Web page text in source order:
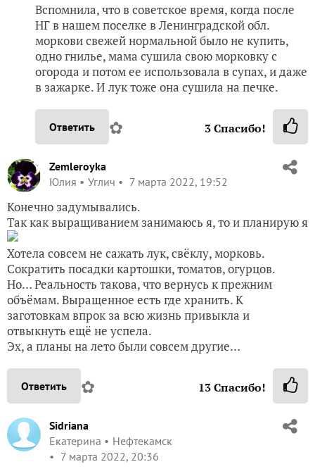
Вспомнила, что в советское время, когда после
НГ в нашем поселке в Ленинградской обл.
моркови свежей нормальной было не купить,
одно гнилье, мама сушила свою морковку с
огорода и потом ее использовала в супах, и даже
в зажарке. И лук тоже она сушила на печке.
Ответить ✿ 3Спасибо!
Zemleroyka
Юлия
Углич 7 марта 2022, 19:52
Конечно задумывались.
Так как выращиванием занимаюсь я, то и планирую я
Хотела совсем не сажать лук, свёклу, морковь.
Сократить посадки картошки, томатов, огурцов.
Но… Реальность такова, что вернусь к прежним
объёмам. Выращенное есть где хранить. К
заготовкам впрок за всю жизнь привыкла и
отвыкнуть ещё не успела.
Эх, а планы на лето были совсем другие…
Ответить ✿ 13Спасибо!
Sidriana
Екатерина
Нефтекамск
7 марта 2022, 20:36